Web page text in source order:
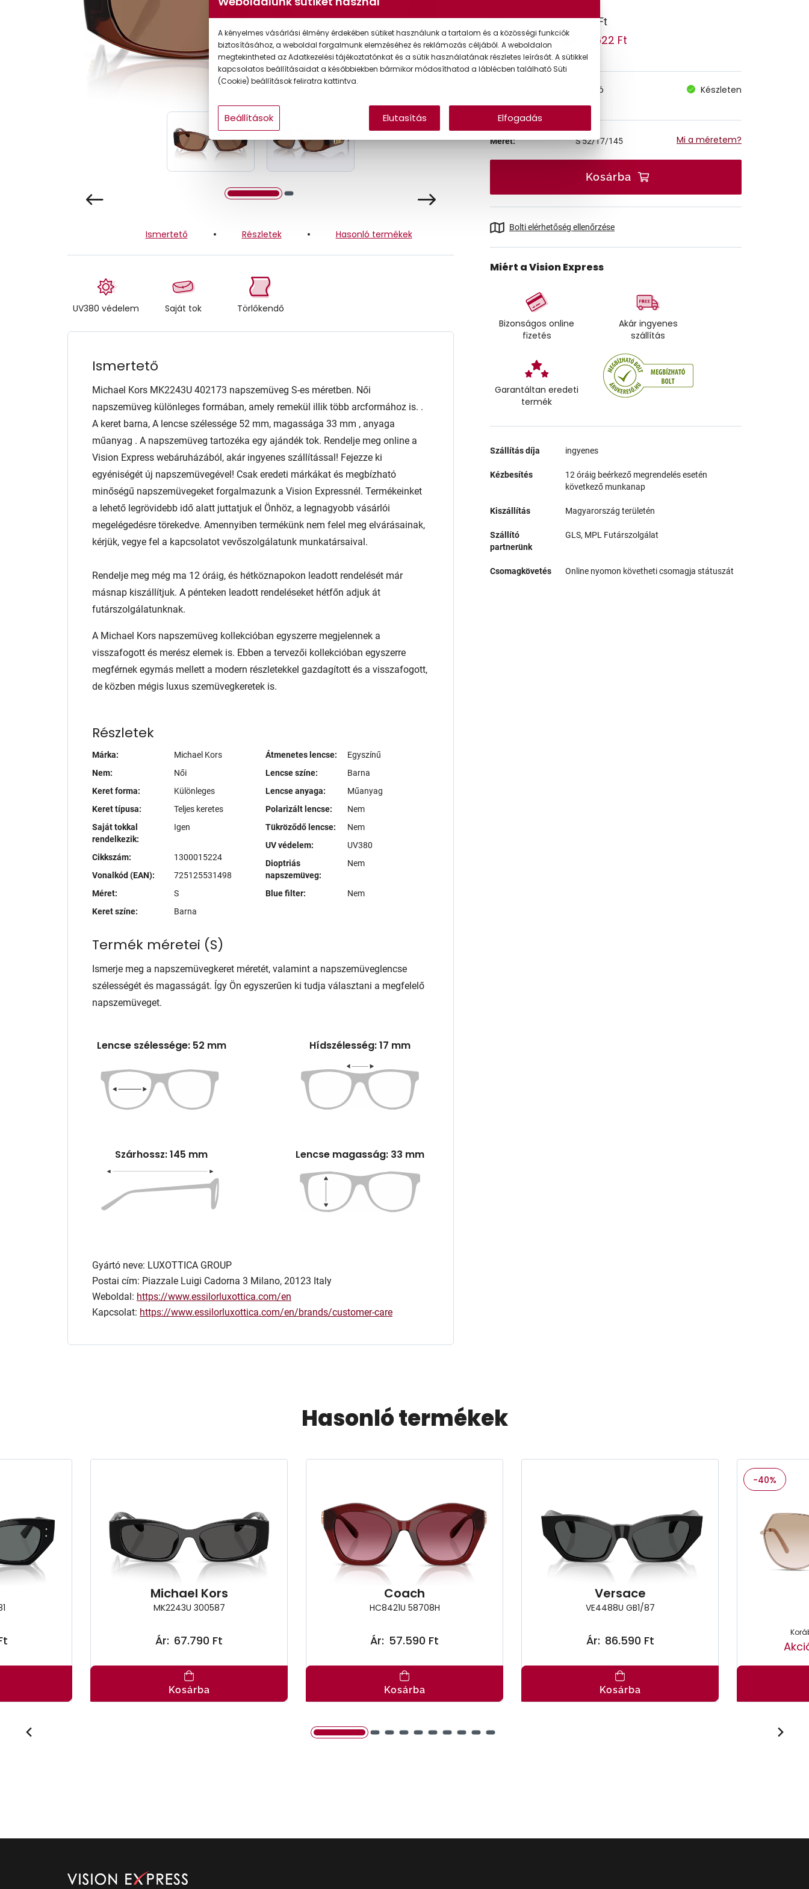
Gyermek
Ismertető Részletek Hasonló termékek
UV380 védelem Saját tok Törlőkendő
Ismertető
Michael Kors MK2243U 402173 napszemüveg S-es méretben. Női
napszemüveg különleges formában, amely remekül illik több arcformához is. .
A keret barna, A lencse szélessége 52 mm, magassága 33 mm , anyaga
műanyag . A napszemüveg tartozéka egy ajándék tok. Rendelje meg online a
Vision Express webáruházából, akár ingyenes szállítással! Fejezze ki
egyéniségét új napszemüvegével! Csak eredeti márkákat és megbízható
minőségű napszemüvegeket forgalmazunk a Vision Expressnél. Termékeinket
a lehető legrövidebb idő alatt juttatjuk el Önhöz, a legnagyobb vásárlói
megelégedésre törekedve. Amennyiben termékünk nem felel meg elvárásainak,
kérjük, vegye fel a kapcsolatot vevőszolgálatunk munkatársaival.
Rendelje meg még ma 12 óráig, és hétköznapokon leadott rendelését már
másnap kiszállítjuk. A pénteken leadott rendeléseket hétfőn adjuk át
futárszolgálatunknak.
A Michael Kors napszemüveg kollekcióban egyszerre megjelennek a
visszafogott és merész elemek is. Ebben a tervezői kollekcióban egyszerre
megférnek egymás mellett a modern részletekkel gazdagított és a visszafogott,
de közben mégis luxus szemüvegkeretek is.
Részletek
Márka:
Michael Kors
Nem:
Női
Keret forma:
Különleges
Keret típusa:
Teljes keretes
Saját tokkal
rendelkezik:
Igen
Cikkszám:
1300015224
Vonalkód (EAN):
725125531498
Méret:
S
Keret színe:
Barna
Átmenetes lencse:
Egyszínű
Lencse színe:
Barna
Lencse anyaga:
Műanyag
Polarizált lencse:
Nem
Tükröződő lencse:
Nem
UV védelem:
UV380
Dioptriás
napszemüveg:
Nem
Blue filter: Nem
Termék méretei (S)
Ismerje meg a napszemüvegkeret méretét, valamint a napszemüveglencse
szélességét és magasságát. Így Ön egyszerűen ki tudja választani a megfelelő
napszemüveget.
Lencse szélessége: 52 mm Hídszélesség: 17 mm
Szárhossz: 145 mm Lencse magasság: 33 mm
Gyártó neve: LUXOTTICA GROUP
Postai cím: Piazzale Luigi Cadorna 3 Milano, 20123 Italy
Weboldal: https://www.essilorluxottica.com/en
Kapcsolat: https://www.essilorluxottica.com/en/brands/customer-care
67.790 Ft
Törzsvásárlói ár: 57.622 Ft
Online megvásárolható
Készleten
Méret: S52/17/145 Mi a méretem?
Kosárba
Bolti elérhetőség ellenőrzése
Miért a Vision Express
Bizonságos online
fizetés
Akár ingyenes
szállítás
Garantáltan eredeti
termék
Szállítás díja ingyenes
Kézbesítés
12 óráig beérkező megrendelés esetén
következő munkanap
Kiszállítás Magyarország területén
Szállító
partnerünk
GLS, MPL Futárszolgálat
Csomagkövetés Online nyomon követheti csomagja státuszát
Hasonló termékek
Michael Kors
MK2243U 300587
Ár: 67.790 Ft
Kosárba
Coach
HC8421U 58708H
Ár: 57.590 Ft
Kosárba
Versace
VE4488U GB1/87
Ár: 86.590 Ft
Kosárba
-40%
A kényelmes vásárlási élmény érdekében sütiket használunk a tartalom és a közösségi funkciók
biztosításához, a weboldal forgalmunk elemzéséhez és reklámozás céljából. A weboldalon
megtekintheted az Adatkezelési tájékoztatónkat és a sütik használatának részletes leírását. A sütikkel
kapcsolatos beállításaidat a későbbiekben bármikor módosíthatod a láblécben található Süti
(Cookie) beállítások feliratra kattintva.
Beállítások Elutasítás Elfogadás